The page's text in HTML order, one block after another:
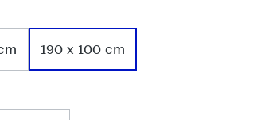
190 x 100 cm